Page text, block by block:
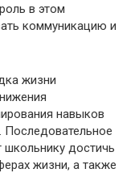
в этом
коммуникацию и
жизни
навыков
Последовательное
достичь
жизни, а также